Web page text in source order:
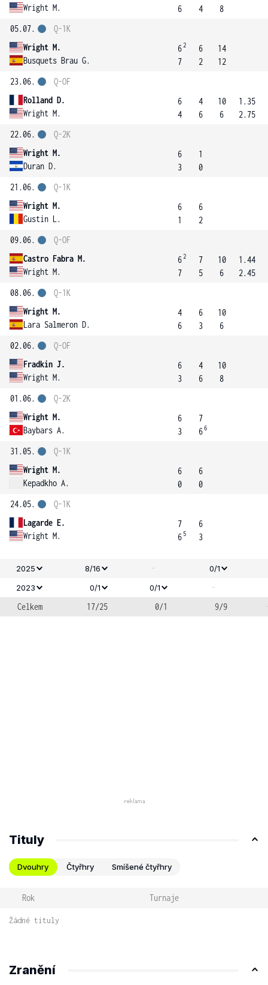
Wright M.
6
4
8
05.07.
Wright M.
Busquets Brau G.
Q-1K
62
7
6
2
14
12
23.06.
Rolland D.
Wright M.
Q-OF
6
4
4
6
10
6
1.35
2.75
22.06.
Wright M.
Duran D.
Q-2K
6
3
1
0
21.06.
Wright M.
Gustin L.
Q-1K
6
1
6
2
09.06.
Castro Fabra M.
Wright M.
Q-OF
62
7
7
5
10
6
1.44
2.45
08.06.
Wright M.
Lara Salmeron D.
Q-1K
4
6
6
3
10
6
02.06.
Fradkin J.
Wright M.
Q-OF
6
3
4
6
10
8
01.06.
Wright M.
Baybars A.
Q-2K
6
3
7
66
31.05.
Wright M.
Kepadkho A.
Q-1K
6
0
6
0
24.05.
Lagarde E.
Wright M.
Q-1K
7
6 5
6
3
2025 8/16 -
0/1
2023
0/1 0/1
-
Celkem
17/25 0/1 9/9
Tituly
Dvouhry Čtyřhry Smíšené čtyřhry
Rok Turnaje
Žádné tituly
Zranění